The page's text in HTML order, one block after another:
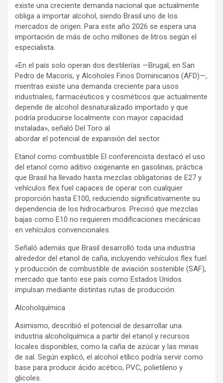
existe una creciente demanda nacional que actualmente
obliga a importar alcohol, siendo Brasil uno de los
mercados de origen. Para este año 2026 se espera una
importación de más de ocho millones de litros según el
especialista.
«En el país solo operan dos destilerías —Brugal, en San
Pedro de Macorís, y Alcoholes Finos Dominicanos (AFD)—,
mientras existe una demanda creciente para usos
industriales, farmacéuticos y cosméticos que actualmente
depende de alcohol desnaturalizado importado y que
podría producirse localmente con mayor capacidad
instalada», señaló Del Toro al
abordar el potencial de expansión del sector.
Etanol como combustible El conferencista destacó el uso
del etanol como aditivo oxigenante en gasolinas, práctica
que Brasil ha llevado hasta mezclas obligatorias de E27 y
vehículos flex fuel capaces de operar con cualquier
proporción hasta E100, reduciendo significativamente su
dependencia de los hidrocarburos. Precisó que mezclas
bajas como E10 no requieren modificaciones mecánicas
en vehículos convencionales.
Señaló además que Brasil desarrolló toda una industria
alrededor del etanol de caña, incluyendo vehículos flex fuel
y producción de combustible de aviación sostenible (SAF),
mercado que tanto ese país como Estados Unidos
impulsan mediante distintas rutas de producción.
Alcoholquímica
Asimismo, describió el potencial de desarrollar una
industria alcoholquímica a partir del etanol y recursos
locales disponibles, como la caña de azúcar y las minas
de sal. Según explicó, el alcohol etílico podría servir como
base para producir ácido acético, PVC, polietileno y
glicoles.